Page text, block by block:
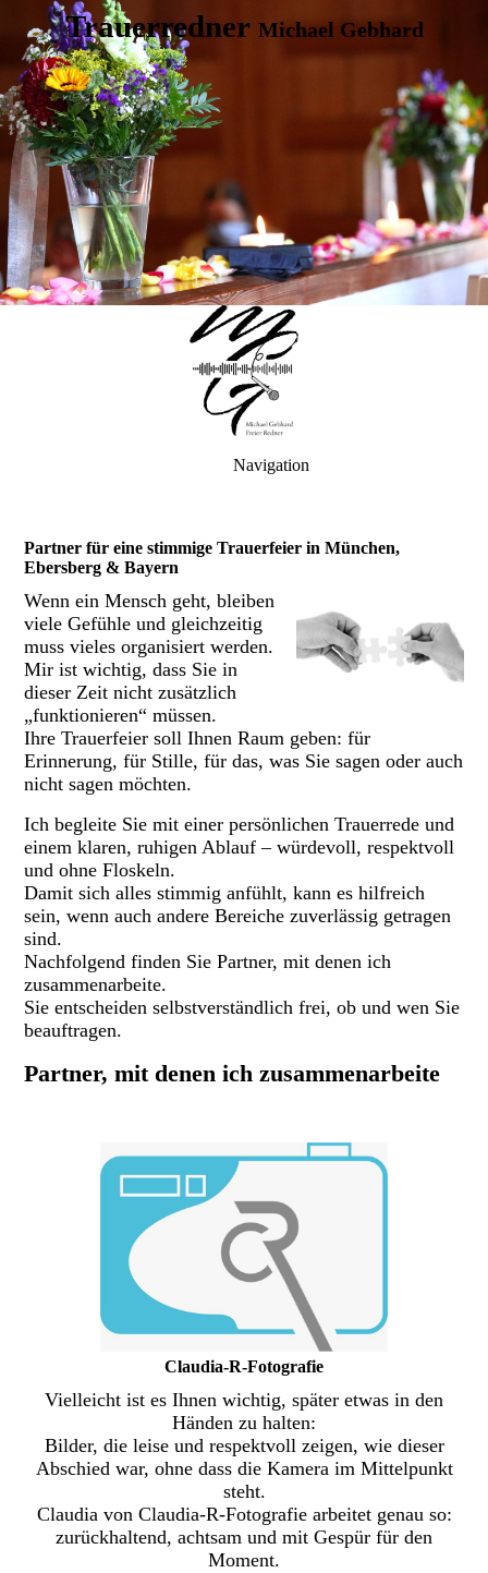
Trauerredner Michael Gebhard
Navigation
Partner für eine stimmige Trauerfeier in München,
Ebersberg & Bayern
Wenn ein Mensch geht, bleiben
viele Gefühle und gleichzeitig
muss vieles organisiert werden.
Mir ist wichtig, dass Sie in
dieser Zeit nicht zusätzlich
„funktionieren“ müssen.
Ihre Trauerfeier soll Ihnen Raum geben: für
Erinnerung, für Stille, für das, was Sie sagen oder auch
nicht sagen möchten.
Ich begleite Sie mit einer persönlichen Trauerrede und
einem klaren, ruhigen Ablauf – würdevoll, respektvoll
und ohne Floskeln.
Damit sich alles stimmig anfühlt, kann es hilfreich
sein, wenn auch andere Bereiche zuverlässig getragen
sind.
Nachfolgend finden Sie Partner, mit denen ich
zusammenarbeite.
Sie entscheiden selbstverständlich frei, ob und wen Sie
beauftragen.
Partner, mit denen ich zusammenarbeite
Claudia-R-Fotografie
Vielleicht ist es Ihnen wichtig, später etwas in den
Händen zu halten:
Bilder, die leise und respektvoll zeigen, wie dieser
Abschied war, ohne dass die Kamera im Mittelpunkt
steht.
Claudia von Claudia-R-Fotografie arbeitet genau so:
zurückhaltend, achtsam und mit Gespür für den
Moment.